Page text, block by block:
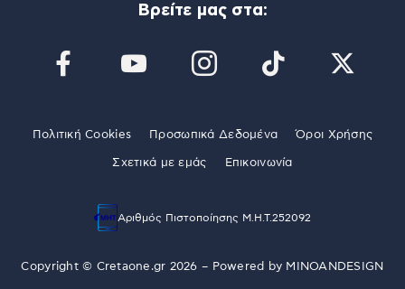
Βρείτε μας στα:
Πολιτική Cookies Προσωπικά Δεδομένα Όροι Χρήσης
Σχετικά με εμάς Επικοινωνία
Αριθμός Πιστοποίησης Μ.Η.Τ.252092
Copyright © Cretaone.gr 2026 – Powered by MINOANDESIGN